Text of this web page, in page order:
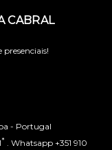
CABRAL
presenciais!
- Portugal
* . Whatsapp +351 910